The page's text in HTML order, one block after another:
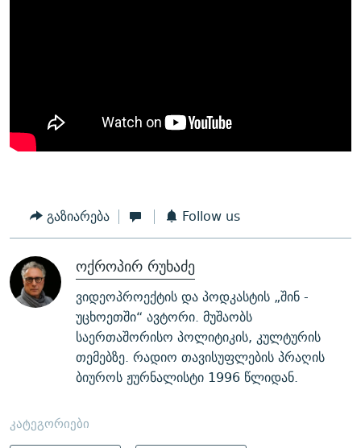
გაზიარება Follow us
ოქროპირ რუხაძე
ვიდეოპროექტის და პოდკასტის „შინ -
უცხოეთში“ ავტორი. მუშაობს
საერთაშორისო პოლიტიკის, კულტურის
თემებზე. რადიო თავისუფლების პრაღის
ბიუროს ჟურნალისტი 1996 წლიდან.
კატეგორიები